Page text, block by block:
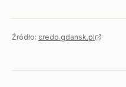
Źródło: credo.gdansk.pl